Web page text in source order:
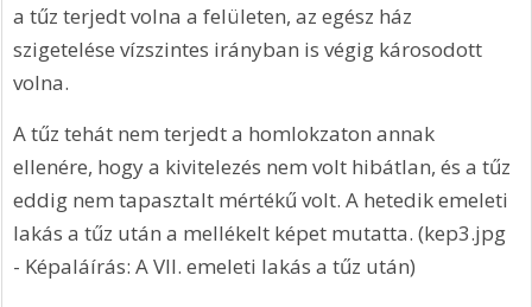
a tűz terjedt volna a felületen, az egész ház
szigetelése vízszintes irányban is végig károsodott
volna.
A tűz tehát nem terjedt a homlokzaton annak
ellenére, hogy a kivitelezés nem volt hibátlan, és a tűz
eddig nem tapasztalt mértékű volt. A hetedik emeleti
lakás a tűz után a mellékelt képet mutatta. (kep3.jpg
- Képaláírás: A VII. emeleti lakás a tűz után)